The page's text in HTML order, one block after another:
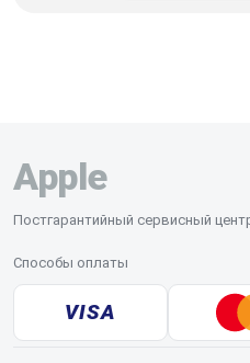
Apple
Постгарантийный сервисный
Способы оплаты
VISA